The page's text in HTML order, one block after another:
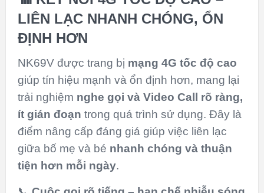
LIÊN LẠC NHANH CHÓNG, ỔN
ĐỊNH HƠN
NK69V được trang bị mạng 4G tốc độ cao
giúp tín hiệu mạnh và ổn định hơn, mang lại
trải nghiệm nghe gọi và Video Call rõ ràng,
ít gián đoạn trong quá trình sử dụng. Đây là
điểm nâng cấp đáng giá giúp việc liên lạc
giữa bố mẹ và bé nhanh chóng và thuận
tiện hơn mỗi ngày.